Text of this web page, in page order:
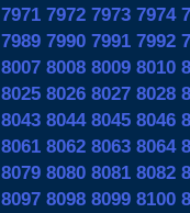
7971 7972 7973 7974
7989 7990 7991 7992
8007 8008 8009 8010
8025 8026 8027 8028
8043 8044 8045 8046
8061 8062 8063 8064
8079 8080 8081 8082
8097 8098 8099 8100